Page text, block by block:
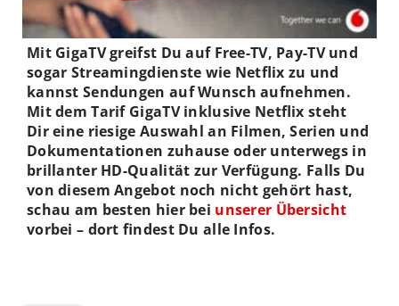
Mit GigaTV greifst Du auf Free-TV, Pay-TV und
sogar Streamingdienste wie Netflix zu und
kannst Sendungen auf Wunsch aufnehmen.
Mit dem Tarif GigaTV inklusive Netflix steht
Dir eine riesige Auswahl an Filmen, Serien und
Dokumentationen zuhause oder unterwegs in
brillanter HD-Qualität zur Verfügung. Falls Du
von diesem Angebot noch nicht gehört hast,
schau am besten hier bei unserer Übersicht
vorbei – dort findest Du alle Infos.